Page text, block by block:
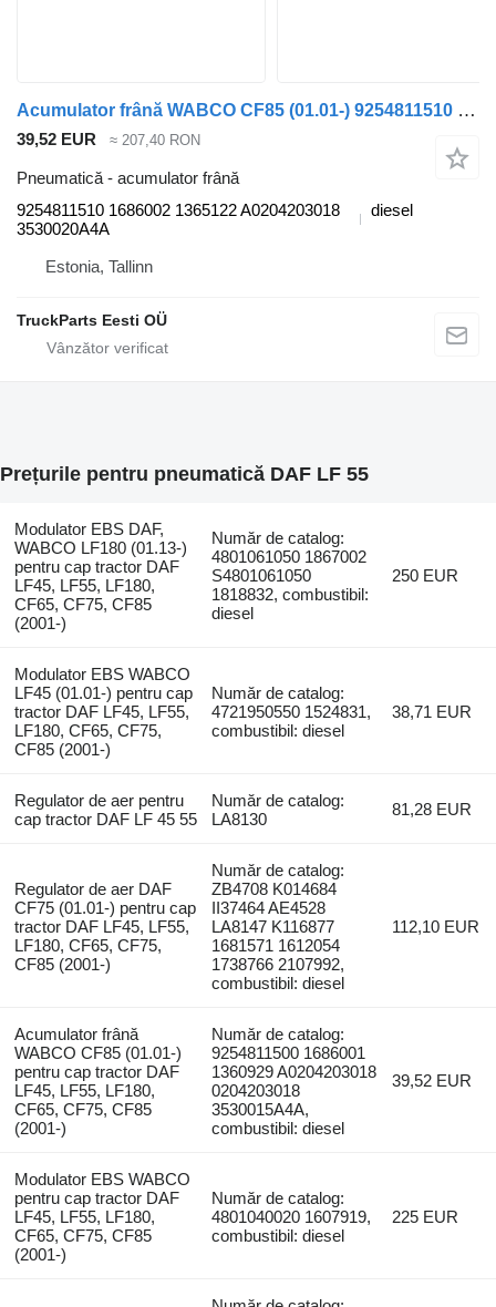
Acumulator frână WABCO CF85 (01.01-) 9254811510 pentru cap tractor DAF LF45, LF55, LF180, CF65, CF75, CF85 (2001-)
39,52 EUR ≈ 207,40 RON
Pneumatică - acumulator frână
9254811510 1686002 1365122 A0204203018
3530020A4A
diesel
Estonia, Tallinn
TruckParts Eesti OÜ
Prețurile pentru pneumatică DAF LF 55
Modulator EBS DAF,
WABCO LF180 (01.13-)
pentru cap tractor DAF
LF45, LF55, LF180,
CF65, CF75, CF85
(2001-)
Număr de catalog:
4801061050 1867002
S4801061050
1818832, combustibil:
diesel
250 EUR
Modulator EBS WABCO
LF45 (01.01-) pentru cap
tractor DAF LF45, LF55,
LF180, CF65, CF75,
CF85 (2001-)
Număr de catalog:
4721950550 1524831,
combustibil: diesel
38,71 EUR
Regulator de aer pentru
cap tractor DAF LF 45 55
Număr de catalog:
LA8130
81,28 EUR
Regulator de aer DAF
CF75 (01.01-) pentru cap
tractor DAF LF45, LF55,
LF180, CF65, CF75,
CF85 (2001-)
Număr de catalog:
ZB4708 K014684
II37464 AE4528
LA8147 K116877
1681571 1612054
1738766 2107992,
combustibil: diesel
112,10 EUR
Acumulator frână
WABCO CF85 (01.01-)
pentru cap tractor DAF
LF45, LF55, LF180,
CF65, CF75, CF85
(2001-)
Număr de catalog:
9254811500 1686001
1360929 A0204203018
0204203018
3530015A4A,
combustibil: diesel
39,52 EUR
Modulator EBS WABCO
pentru cap tractor DAF
LF45, LF55, LF180,
CF65, CF75, CF85
(2001-)
Număr de catalog:
4801040020 1607919,
combustibil: diesel
225 EUR